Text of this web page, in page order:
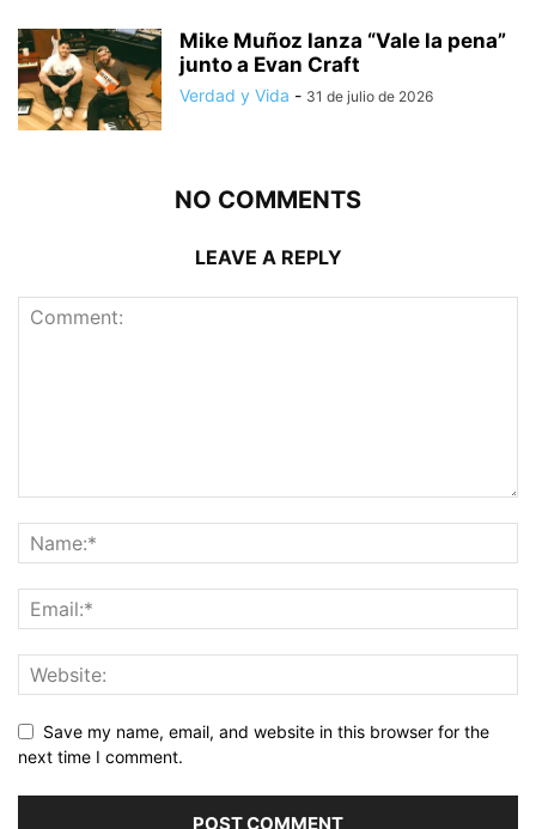
Mike Muñoz lanza “Vale la pena”
junto a Evan Craft
Verdad y Vida - 31 de julio de 2026
NO COMMENTS
LEAVE A REPLY
Save my name, email, and website in this browser for the
next time I comment.